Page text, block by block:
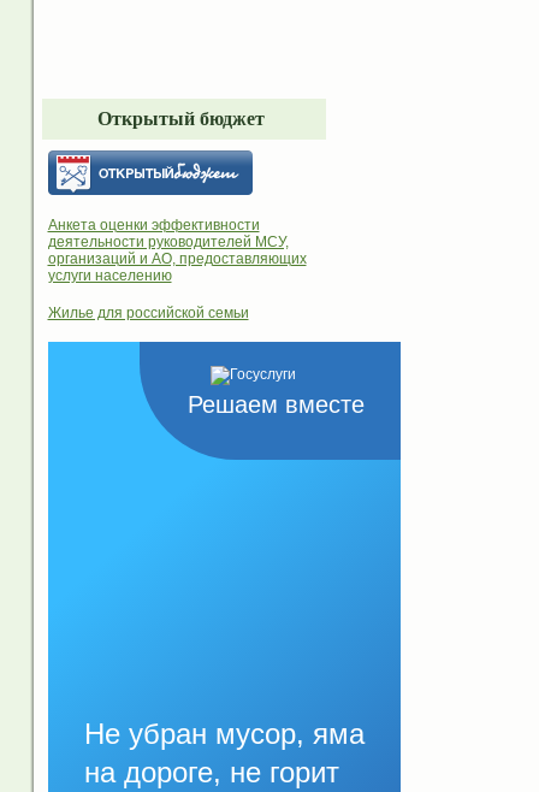
Открытый бюджет
Анкета оценки эффективности
деятельности руководителей МСУ,
организаций и АО, предоставляющих
услуги населению
Жилье для российской семьи
Решаем вместе
Не убран мусор, яма
на дороге, не горит